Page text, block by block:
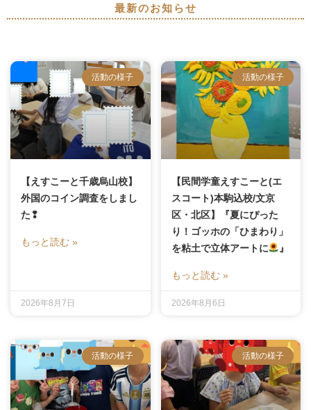
最新のお知らせ
活動の様子
【えすこーと千歳烏山校】
外国のコイン調査をしまし
た❢
もっと読む »
2026年8月7日
活動の様子
【民間学童えすこーと(エ
スコート)本駒込校/文京
区・北区】『夏にぴった
り！ゴッホの「ひまわり」
を粘土で立体アートに
』
もっと読む »
2026年8月6日
活動の様子 活動の様子